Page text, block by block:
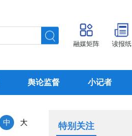
融媒矩阵 读报纸
舆论监督 小记者
中 大 特别关注